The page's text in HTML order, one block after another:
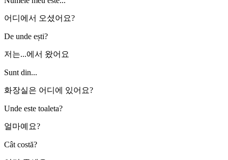
어디에서 오셨어요?
De unde ești?
저는...에서 왔어요
Sunt din...
화장실은 어디에 있어요?
Unde este toaleta?
얼마예요?
Cât costă?